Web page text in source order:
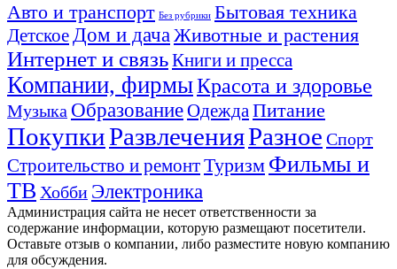
Авто и транспорт Без рубрики Бытовая техника
ДетскоеДом и дачаЖивотные и растения
Интернет и связьКниги и пресса
Компании, фирмыКрасота и здоровье
Музыка ОбразованиеОдеждаПитание
ПокупкиРазвлеченияРазное Спорт
Строительство и ремонтТуризм Фильмы и
ТВ Хобби Электроника
Администрация сайта не несет ответственности за
содержание информации, которую размещают посетители.
Оставьте отзыв о компании, либо разместите новую компанию
для обсуждения.